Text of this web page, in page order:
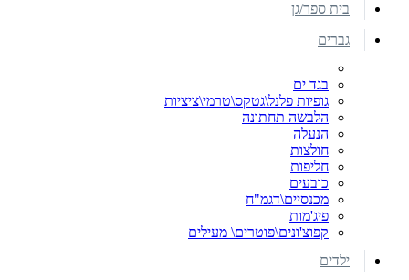
בית ספר/גן
גברים
בגד ים
גופיות פלנל\גטקס\טרמי\ציציות
הלבשה תחתונה
הנעלה
חולצות
חליפות
כובעים
מכנסיים\דגמ"ח
פיג'מות
קפוצ'ונים\פוטרים\ מעילים
ילדים